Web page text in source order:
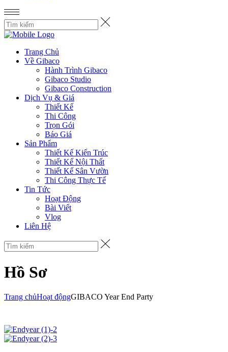
Trang Chủ
Về Gibaco
Hành Trình Gibaco
Gibaco Studio
Gibaco Construction
Dịch Vụ & Giá
Thiết Kế
Thi Công
Trọn Gói
Báo Giá
Sản Phẩm
Thiết Kế Kiến Trúc
Thiết Kế Nội Thất
Thiết Kế Sân Vườn
Thi Công Thực Tế
Tin Tức
Hoạt Động
Bài Viết
Vlog
Liên Hệ
Hồ Sơ
Trang chủHoạt độngGIBACO Year End Party